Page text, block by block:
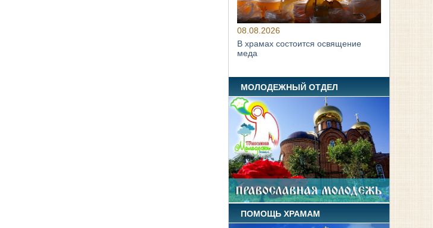
08.08.2026
В храмах состоится освящение
меда
МОЛОДЕЖНЫЙ ОТДЕЛ
ПОМОЩЬ ХРАМАМ